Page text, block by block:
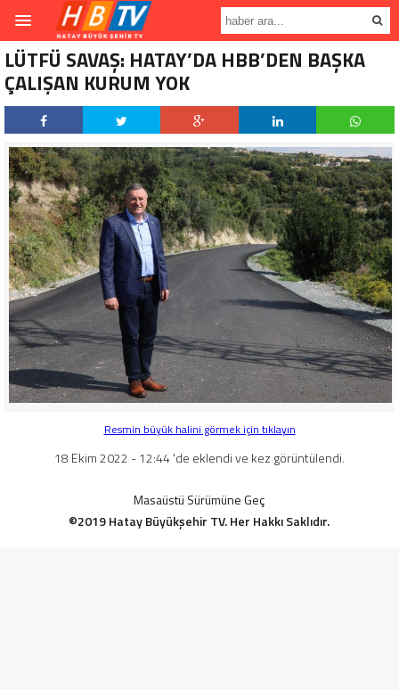
LÜTFÜ SAVAŞ: HATAY’DA HBB’DEN BAŞKA
ÇALIŞAN KURUM YOK
Resmin büyük halini görmek için tıklayın
18 Ekim 2022 - 12:44 'de eklendi ve kez görüntülendi.
Masaüstü Sürümüne Geç
©2019 Hatay Büyükşehir TV. Her Hakkı Saklıdır.